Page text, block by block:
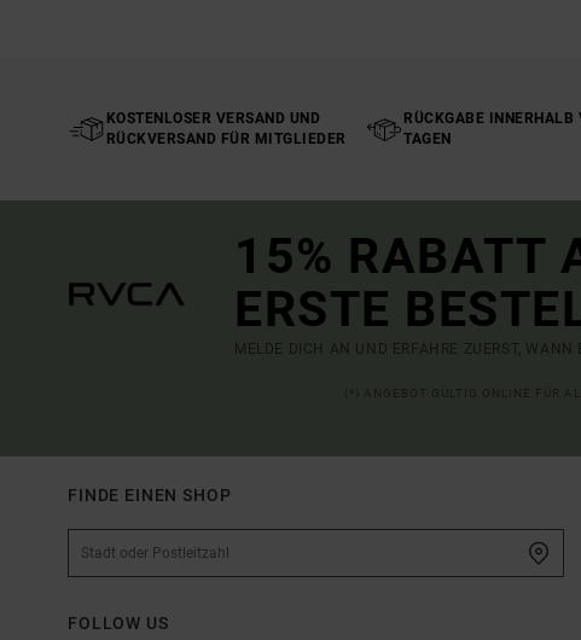
KOSTENLOSER VERSAND UND
RÜCKVERSAND FÜR MITGLIEDER
RÜCKGABE INNERHALB
TAGEN
15% RABATT
ERSTE
MELDE DICH AN UND ERFAHRE ZUERST, WANN
FINDE EINEN SHOP
FOLLOW US